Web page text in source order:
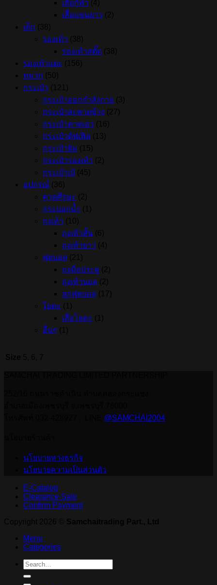
เสื้อกีฬา
เสื้อแขนยาว
เด็ก
รองเท้า
รองเท้าสตั๊ด
รองเท้าแตะ
หมวก
กระเป๋า
กระเป๋าออกกำลังกาย
กระเป๋าสะพายข้าง
กระเป๋าคาดเอว
กระเป๋าดัฟเฟิล
กระเป๋ายิม
กระเป๋ารองเท้า
กระเป๋าเป้
อุปกรณ์
คาดศีรษะ
กระบอกน้ำ
ถุงเท้า
ถุงเท้าสั้น
ถุงเท้ายาว
ฟุตบอล
ถุงมือประตู
ถุงเท้าบอล
ลูกฟุตบอล
โยคะ
เสื่อโยคะ
อื่นๆ
@SAMCHAI2004
นโยบายทางธุรกิจ
นโยบายความเป็นส่วนตัว
E-Catalog
Clearance Sale
Confirm Payment
Menu
Categories
Search
for: